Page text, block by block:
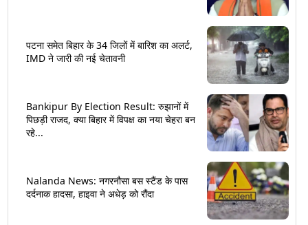
पटना समेत बिहार के 34 जिलों में बारिश का अलर्ट,
IMD ने जारी की नई चेतावनी
Bankipur By Election Result: रुझानों में
पिछड़ी राजद, क्या बिहार में विपक्ष का नया चेहरा बन
रहे...
Nalanda News: नगरनौसा बस स्टैंड के पास
दर्दनाक हादसा, हाइवा ने अधेड़ को रौंदा